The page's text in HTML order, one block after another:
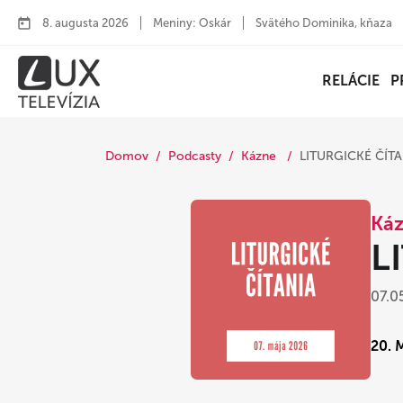
8. augusta 2026 Meniny: Oskár Svätého Dominika, kňaza
RELÁCIE
Domov Podcasty Kázne LITURGICKÉ
20.